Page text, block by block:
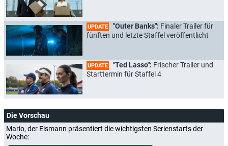
UPDATE "Outer Banks": Finaler Trailer für
fünften und letzte Staffel veröffentlicht
UPDATE "Ted Lasso": Frischer Trailer und
Starttermin für Staffel 4
Die Vorschau
Mario, der Eismann präsentiert die wichtigsten Serienstarts der
Woche: